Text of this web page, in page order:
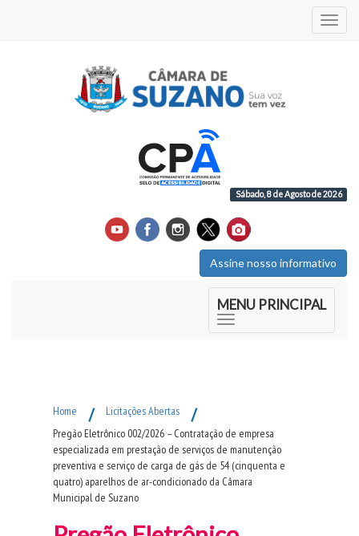
Sábado, 8 de Agosto de 2026
Assine nosso informativo
MENU PRINCIPAL
Home / Licitações Abertas /
Pregão Eletrônico 002/2026 – Contratação de empresa
especializada em prestação de serviços de manutenção
preventiva e serviço de carga de gás de 54 (cinquenta e
quatro) aparelhos de ar-condicionado da Câmara
Municipal de Suzano